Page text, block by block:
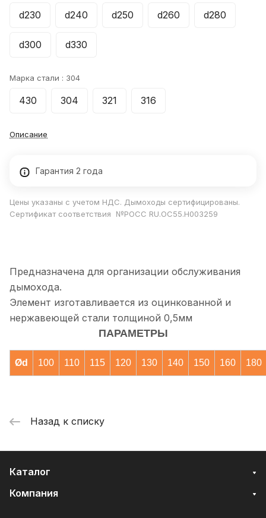
d230 d240 d250 d260 d280
d300 d330
Марка стали : 304
430 304 321 316
Описание
Гарантия 2 года
Цены указаны с учетом НДС. Дымоходы сертифицированы.
Сертификат соответствия №РОСС RU.ОС55.Н003259
Предназначена для организации обслуживания
дымохода.
Элемент изготавливается из оцинкованной и
нержавеющей стали толщиной 0,5мм
ПАРАМЕТРЫ
Ød 100 110 115 120 130 140 150 160 180
Назад к списку
Каталог
Компания